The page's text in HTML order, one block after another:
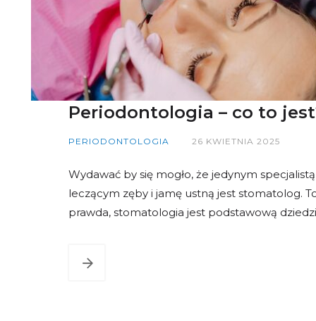
Periodontologia – co to
PERIODONTOLOGIA 26 KWIETNIA 2025
Wydawać by się mogło, że jedynym specjalistą
leczącym zęby i jamę ustną jest stomatolog.
prawda, stomatologia jest podstawową